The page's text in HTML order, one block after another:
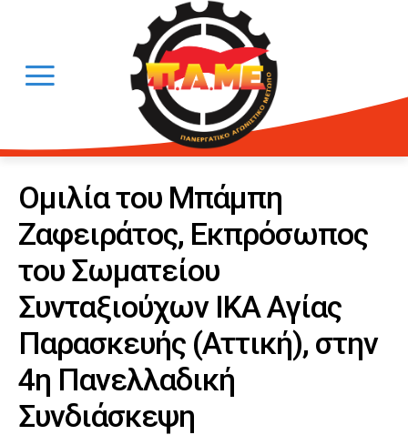
Ομιλία του Μπάμπη
Ζαφειράτος, Εκπρόσωπος
του Σωματείου
Συνταξιούχων ΙΚΑ Αγίας
Παρασκευής (Αττική), στην
4η Πανελλαδική
Συνδιάσκεψη